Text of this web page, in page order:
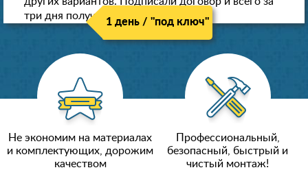
три дня получили новые потолки!
1 день / "под ключ"
Не экономим на материалах
и комплектующих, дорожим
качеством
Профессиональный,
безопасный, быстрый и
чистый монтаж!